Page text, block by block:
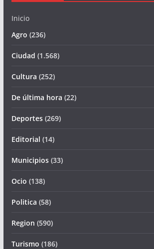
Inicio
Agro (236)
Ciudad (1.568)
Cultura (252)
De última hora (22)
Deportes(269)
Editorial (14)
Municipios(33)
Ocio (138)
Politica (58)
Region (590)
Turismo (186)